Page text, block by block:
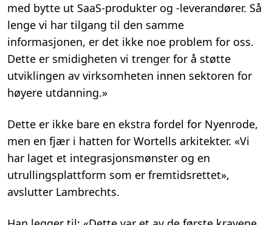
med bytte ut SaaS-produkter og -leverandører. Så
lenge vi har tilgang til den samme
informasjonen, er det ikke noe problem for oss.
Dette er smidigheten vi trenger for å støtte
utviklingen av virksomheten innen sektoren for
høyere utdanning.»
Dette er ikke bare en ekstra fordel for Nyenrode,
men en fjær i hatten for Wortells arkitekter. «Vi
har laget et integrasjonsmønster og en
utrullingsplattform som er fremtidsrettet»,
avslutter Lambrechts.